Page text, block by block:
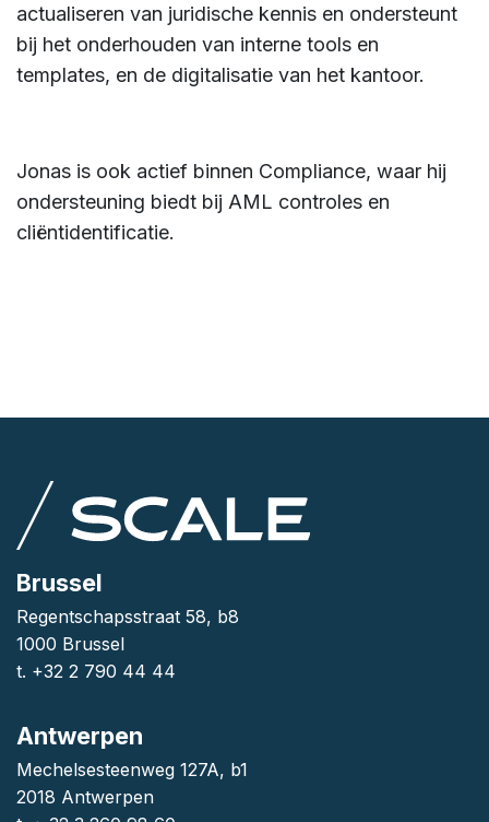
actualiseren van juridische kennis en ondersteunt
bij het onderhouden van interne tools en
templates, en de digitalisatie van het kantoor.
Jonas is ook actief binnen Compliance, waar hij
ondersteuning biedt bij AML controles en
cliëntidentificatie.
Brussel
Regentschapsstraat 58, b8
1000 Brussel
t. +32 2 790 44 44
Antwerpen
Mechelsesteenweg 127A, b1
2018 Antwerpen